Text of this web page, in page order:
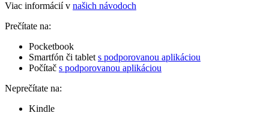
Viac informácií v našich návodoch
Prečítate na:
Pocketbook
Smartfón či tablet s podporovanou aplikáciou
Počítač s podporovanou aplikáciou
Neprečítate na:
Kindle